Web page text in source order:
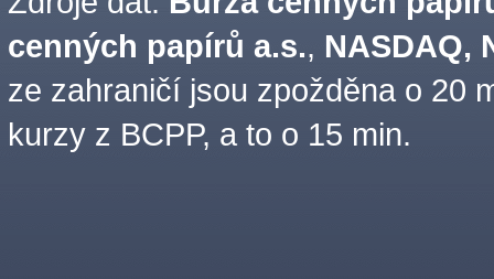
cenných papírů a.s., NASDAQ,
ze zahraničí jsou zpožděna o 20
kurzy z BCPP, a to o 15 min.